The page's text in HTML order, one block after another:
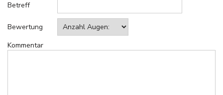
Betreff
Bewertung
Kommentar